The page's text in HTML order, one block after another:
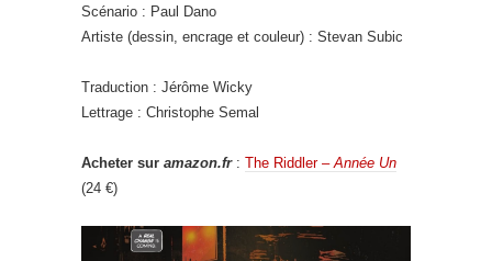
Scénario : Paul Dano
Artiste (dessin, encrage et couleur) : Stevan Subic
Traduction : Jérôme Wicky
Lettrage : Christophe Semal
Acheter sur amazon.fr: The Riddler –Année Un
(24 €)